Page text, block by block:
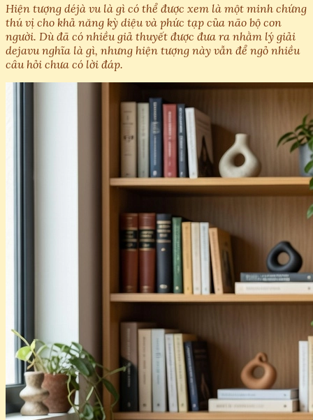
Hiện tượng déjà vu là gì có thể được xem là một minh chứng
thú vị cho khả năng kỳ diệu và phức tạp của não bộ con
người. Dù đã có nhiều giả thuyết được đưa ra nhằm lý giải
dejavu nghĩa là gì, nhưng hiện tượng này vẫn để ngỏ nhiều
câu hỏi chưa có lời đáp.